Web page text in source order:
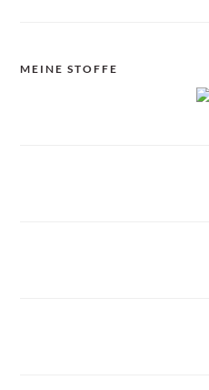
MEINE STOFFE